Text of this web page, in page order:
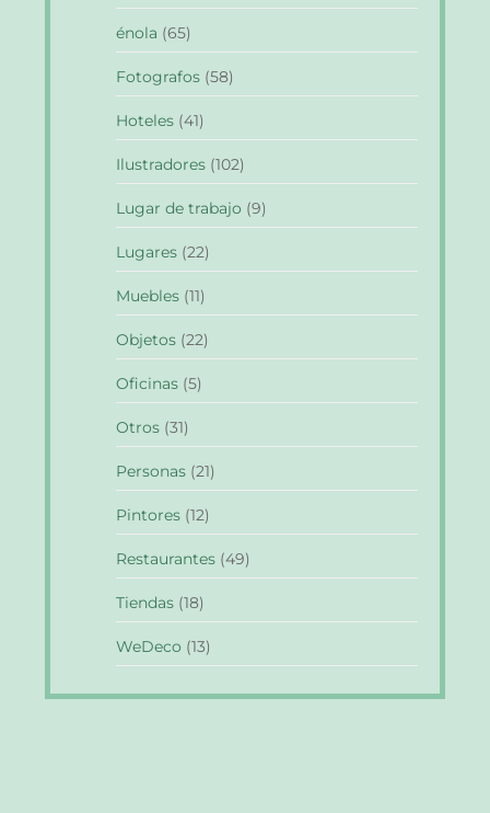
énola (65)
Fotografos (58)
Hoteles (41)
Ilustradores (102)
Lugar de trabajo (9)
Lugares (22)
Muebles (11)
Objetos (22)
Oficinas (5)
Otros (31)
Personas (21)
Pintores (12)
Restaurantes (49)
Tiendas (18)
WeDeco (13)